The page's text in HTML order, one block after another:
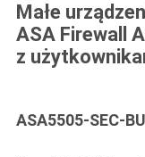
Małe
ASA Firewall
z
ASA5505-SEC-